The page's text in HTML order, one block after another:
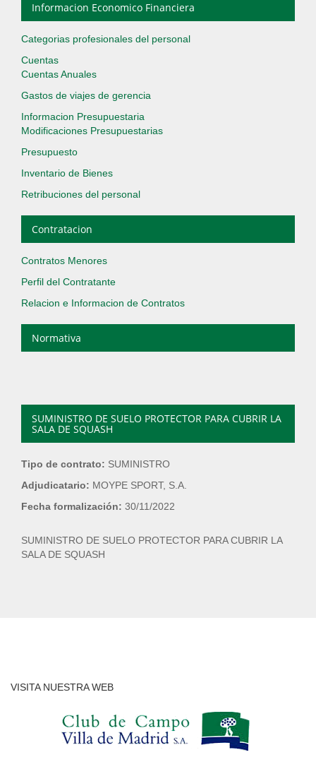
Informacion Economico Financiera
Categorias profesionales del personal
Cuentas
Cuentas Anuales
Gastos de viajes de gerencia
Informacion Presupuestaria
Modificaciones Presupuestarias
Presupuesto
Inventario de Bienes
Retribuciones del personal
Contratacion
Contratos Menores
Perfil del Contratante
Relacion e Informacion de Contratos
Normativa
SUMINISTRO DE SUELO PROTECTOR PARA CUBRIR LA
SALA DE SQUASH
Tipo de contrato: SUMINISTRO
Adjudicatario: MOYPE SPORT, S.A.
Fecha formalización: 30/11/2022
SUMINISTRO DE SUELO PROTECTOR PARA CUBRIR LA
SALA DE SQUASH
VISITA NUESTRA WEB